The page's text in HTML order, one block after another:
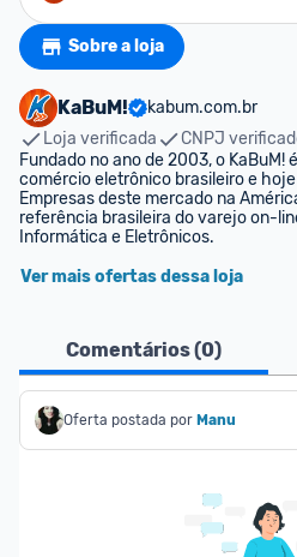
Sobre a loja
KaBuM!
kabum.com.br
Loja verificada
CNPJ
Fundado no ano de 2003, o KaBuM!
comércio eletrônico brasileiro e
Empresas deste mercado na
referência brasileira do varejo on-
Informática e Eletrônicos.
Ver mais ofertas dessa loja
Comentários (0)
Oferta postada por Manu